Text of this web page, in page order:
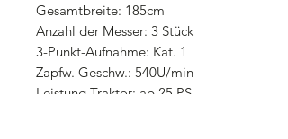
Gesamtbreite: 185cm
Anzahl der Messer: 3 Stück
3-Punkt-Aufnahme: Kat. 1
Zapfw. Geschw.: 540U/min
Leistung Traktor: ab 25 PS